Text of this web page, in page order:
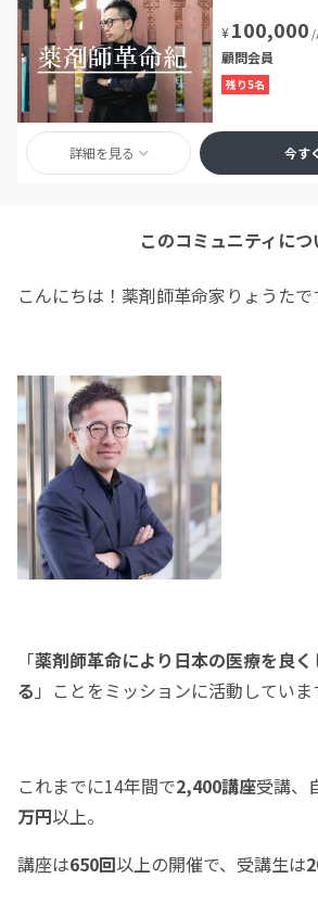
¥100,000 /
顧問会員
残り5名
詳細を見る 今す
このコミュニティにつ
こんにちは！薬剤師革命家りょうたで
「薬剤師革命により日本の医療を良
る 」ことをミッションに活動していま
これまでに14年間で2,400講座受講、
万円以上。
講座は650回以上の開催で、受講生は